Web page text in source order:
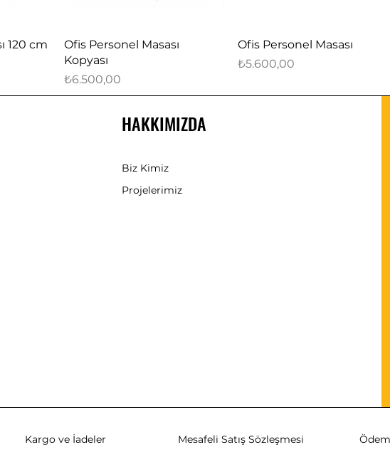
120 cm
Hızlı Bakış
Ofis Personel Masası
Kopyası
Fiyat
₺6.500,00
Hızlı Bakış
Ofis Personel Masası
Fiyat
₺5.600,00
HAKKIMIZDA
Biz Kimiz
Projelerimiz
Kargo ve İadeler Mesafeli Satış Sözleşmesi